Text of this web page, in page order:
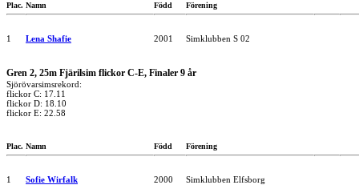
Plac. Namn Född Förening
1 Lena Shafie 2001 Simklubben S 02
Gren 2, 25m Fjärilsim flickor C-E, Finaler 9 år
Sjörövarsimsrekord:
flickor C: 17.11
flickor D: 18.10
flickor E: 22.58
Plac. Namn Född Förening
1 Sofie Wirfalk 2000
Simklubben Elfsborg